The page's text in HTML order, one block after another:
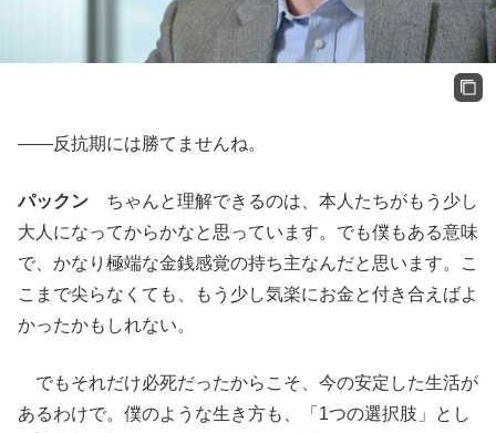
——反抗期には勝てませんね。
パックン ちゃんと理解できるのは、本人たちがもう少し
大人になってからかなと思っています。でも僕もある意味
で、かなり極端な金銭感覚の持ち主なんだと思います。こ
こまで尖らなくても、もう少し気楽にお金と付き合えばよ
かったかもしれない。
でもそれだけ必死だったからこそ、今の安定した生活が
あるわけで。僕のような生き方も、「1つの選択肢」とし